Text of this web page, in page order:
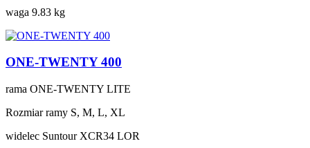
waga 9.83 kg
ONE-TWENTY 400
rama ONE-TWENTY LITE
Rozmiar ramy S, M, L, XL
widelec Suntour XCR34 LOR